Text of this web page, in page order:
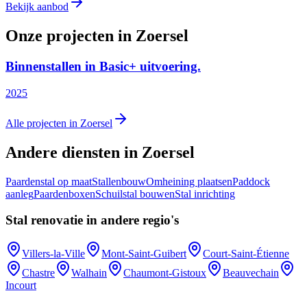
Bekijk aanbod
Onze projecten in Zoersel
Binnenstallen in Basic+ uitvoering.
2025
Alle projecten in Zoersel
Andere diensten in Zoersel
Paardenstal op maatStallenbouwOmheining plaatsenPaddock
aanlegPaardenboxenSchuilstal bouwenStal inrichting
Stal renovatie in andere regio's
Villers-la-Ville Mont-Saint-Guibert
Court-Saint-Étienne
Chastre
Walhain Chaumont-Gistoux
Beauvechain
Incourt